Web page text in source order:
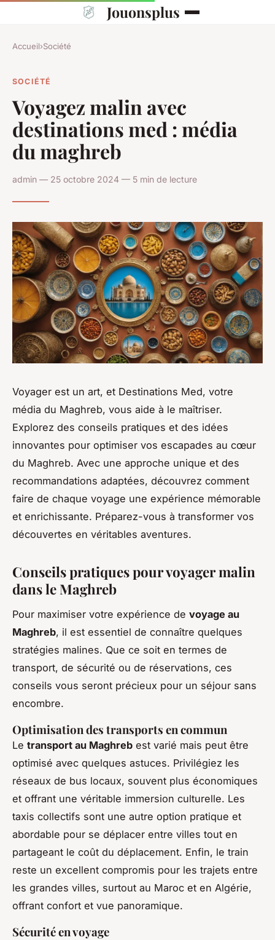
Jouonsplus
Accueil›Société
SOCIÉTÉ
Voyagez malin avec
destinations med : média
du maghreb
admin — 25 octobre 2024 — 5 min de lecture
Voyager est un art, et Destinations Med, votre
média du Maghreb, vous aide à le maîtriser.
Explorez des conseils pratiques et des idées
innovantes pour optimiser vos escapades au cœur
du Maghreb. Avec une approche unique et des
recommandations adaptées, découvrez comment
faire de chaque voyage une expérience mémorable
et enrichissante. Préparez-vous à transformer vos
découvertes en véritables aventures.
Conseils pratiques pour voyager malin
dans le Maghreb
Pour maximiser votre expérience de voyage au
Maghreb, il est essentiel de connaître quelques
stratégies malines. Que ce soit en termes de
transport, de sécurité ou de réservations, ces
conseils vous seront précieux pour un séjour sans
encombre.
Optimisation des transports en commun
Le transport au Maghreb est varié mais peut être
optimisé avec quelques astuces. Privilégiez les
réseaux de bus locaux, souvent plus économiques
et offrant une véritable immersion culturelle. Les
taxis collectifs sont une autre option pratique et
abordable pour se déplacer entre villes tout en
partageant le coût du déplacement. Enfin, le train
reste un excellent compromis pour les trajets entre
les grandes villes, surtout au Maroc et en Algérie,
offrant confort et vue panoramique.
Sécurité en voyage